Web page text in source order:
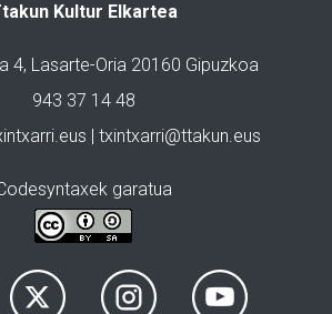
Kultur Elkartea
4, Lasarte-Oria 20160 Gipuzkoa
943 37 14 48
| txintxarri@ttakun.eus
garatua